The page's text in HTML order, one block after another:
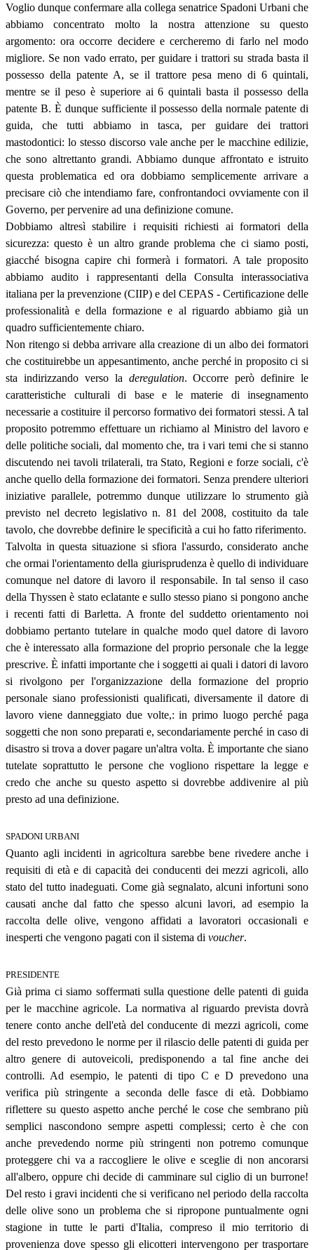
Voglio dunque confermare alla collega senatrice Spadoni Urbani che
abbiamo concentrato molto la nostra attenzione su questo
argomento: ora occorre decidere e cercheremo di farlo nel modo
migliore. Se non vado errato, per guidare i trattori su strada basta il
possesso della patente A, se il trattore pesa meno di 6 quintali,
mentre se il peso è superiore ai 6 quintali basta il possesso della
patente B. È dunque sufficiente il possesso della normale patente di
guida, che tutti abbiamo in tasca, per guidare dei trattori
mastodontici: lo stesso discorso vale anche per le macchine edilizie,
che sono altrettanto grandi. Abbiamo dunque affrontato e istruito
questa problematica ed ora dobbiamo semplicemente arrivare a
precisare ciò che intendiamo fare, confrontandoci ovviamente con il
Governo, per pervenire ad una definizione comune.
Dobbiamo altresì stabilire i requisiti richiesti ai formatori della
sicurezza: questo è un altro grande problema che ci siamo posti,
giacché bisogna capire chi formerà i formatori. A tale proposito
abbiamo audito i rappresentanti della Consulta interassociativa
italiana per la prevenzione (CIIP) e del CEPAS - Certificazione delle
professionalità e della formazione e al riguardo abbiamo già un
quadro sufficientemente chiaro.
Non ritengo si debba arrivare alla creazione di un albo dei formatori
che costituirebbe un appesantimento, anche perché in proposito ci si
sta indirizzando verso la deregulation. Occorre però definire le
caratteristiche culturali di base e le materie di insegnamento
necessarie a costituire il percorso formativo dei formatori stessi. A tal
proposito potremmo effettuare un richiamo al Ministro del lavoro e
delle politiche sociali, dal momento che, tra i vari temi che si stanno
discutendo nei tavoli trilaterali, tra Stato, Regioni e forze sociali, c'è
anche quello della formazione dei formatori. Senza prendere ulteriori
iniziative parallele, potremmo dunque utilizzare lo strumento già
previsto nel decreto legislativo n. 81 del 2008, costituito da tale
tavolo, che dovrebbe definire le specificità a cui ho fatto riferimento.
Talvolta in questa situazione si sfiora l'assurdo, considerato anche
che ormai l'orientamento della giurisprudenza è quello di individuare
comunque nel datore di lavoro il responsabile. In tal senso il caso
della Thyssen è stato eclatante e sullo stesso piano si pongono anche
i recenti fatti di Barletta. A fronte del suddetto orientamento noi
dobbiamo pertanto tutelare in qualche modo quel datore di lavoro
che è interessato alla formazione del proprio personale che la legge
prescrive. È infatti importante che i soggetti ai quali i datori di lavoro
si rivolgono per l'organizzazione della formazione del proprio
personale siano professionisti qualificati, diversamente il datore di
lavoro viene danneggiato due volte,: in primo luogo perché paga
soggetti che non sono preparati e, secondariamente perché in caso di
disastro si trova a dover pagare un'altra volta. È importante che siano
tutelate soprattutto le persone che vogliono rispettare la legge e
credo che anche su questo aspetto si dovrebbe addivenire al più
presto ad una definizione.
SPADONI URBANI
Quanto agli incidenti in agricoltura sarebbe bene rivedere anche i
requisiti di età e di capacità dei conducenti dei mezzi agricoli, allo
stato del tutto inadeguati. Come già segnalato, alcuni infortuni sono
causati anche dal fatto che spesso alcuni lavori, ad esempio la
raccolta delle olive, vengono affidati a lavoratori occasionali e
inesperti che vengono pagati con il sistema di voucher.
PRESIDENTE
Già prima ci siamo soffermati sulla questione delle patenti di guida
per le macchine agricole. La normativa al riguardo prevista dovrà
tenere conto anche dell'età del conducente di mezzi agricoli, come
del resto prevedono le norme per il rilascio delle patenti di guida per
altro genere di autoveicoli, predisponendo a tal fine anche dei
controlli. Ad esempio, le patenti di tipo C e D prevedono una
verifica più stringente a seconda delle fasce di età. Dobbiamo
riflettere su questo aspetto anche perché le cose che sembrano più
semplici nascondono sempre aspetti complessi; certo è che con
anche prevedendo norme più stringenti non potremo comunque
proteggere chi va a raccogliere le olive e sceglie di non ancorarsi
all'albero, oppure chi decide di camminare sul ciglio di un burrone!
Del resto i gravi incidenti che si verificano nel periodo della raccolta
delle olive sono un problema che si ripropone puntualmente ogni
stagione in tutte le parti d'Italia, compreso il mio territorio di
provenienza dove spesso gli elicotteri intervengono per trasportare